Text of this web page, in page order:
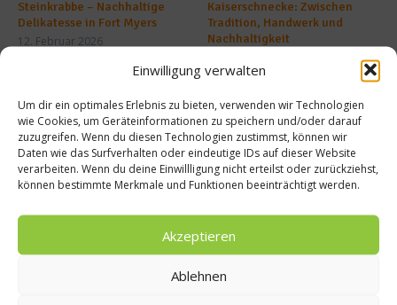
Einwilligung verwalten
Um dir ein optimales Erlebnis zu bieten, verwenden wir Technologien
wie Cookies, um Geräteinformationen zu speichern und/oder darauf
zuzugreifen. Wenn du diesen Technologien zustimmst, können wir
Daten wie das Surfverhalten oder eindeutige IDs auf dieser Website
verarbeiten. Wenn du deine Einwillligung nicht erteilst oder zurückziehst,
können bestimmte Merkmale und Funktionen beeinträchtigt werden.
Akzeptieren
Ablehnen
Steinkrabbe – Nachhaltige
Delikatesse in Fort Myers
12. Februar 2026
Kaiserschnecke: Zwischen
Tradition, Handwerk und
Nachhaltigkeit
Buchtipp